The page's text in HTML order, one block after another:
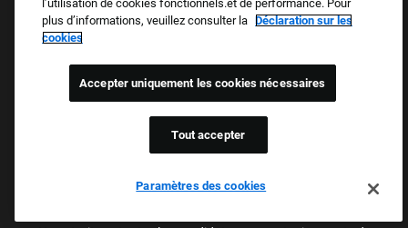
Nos marques
Société
Candidat de retour
FAQ
Un Employeur Fier De Promouvoir L'Égalité Des
l’utilisation de cookies fonctionnels.et de performance. Pour
plus d’informations, veuillez consulter la Déclaration sur les
cookies
Paramètres des cookies
Accepter uniquement les cookies nécessaires
Tout accepter